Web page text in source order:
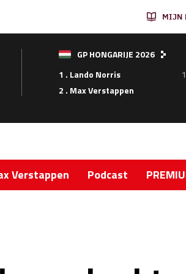
MIJN
GP HONGARIJE 2026
1 . Lando Norris
2 . Max Verstappen
Verstappen Podcast